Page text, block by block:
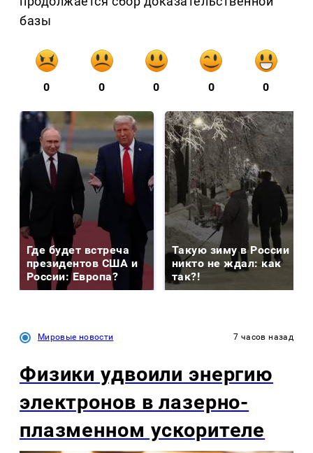
базы
0 0 0 0 0
Где будет встреча
президентов США и
России: Европа?
Такую зиму в России
никто не ждал: как
так?!
Мировые новости 7 часов назад
Физики удвоили энергию
электронов в лазерно-
плазменном ускорителе